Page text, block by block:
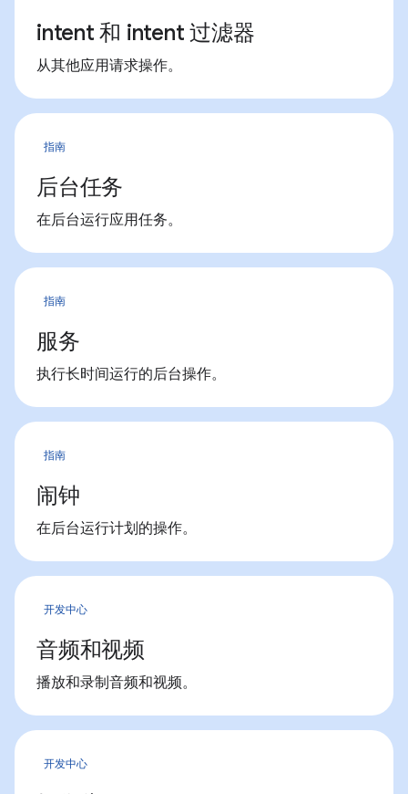
intent 和 intent 过滤器
从其他应用请求操作。
指南
后台任务
在后台运行应用任务。
指南
服务
执行长时间运行的后台操作。
指南
闹钟
在后台运行计划的操作。
开发中心
音频和视频
播放和录制音频和视频。
开发中心